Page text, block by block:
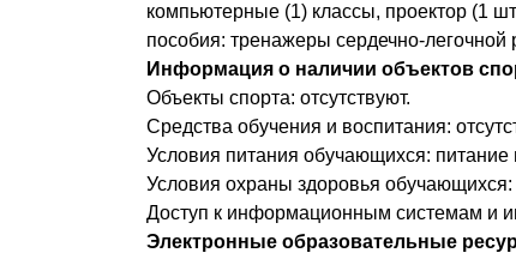
компьютерные (1) классы, проектор (1
пособия: тренажеры сердечно-
Информация о наличии объектов
Объекты спорта: отсутствуют.
Средства обучения и воспитания:
Условия питания обучающихся: питание
Условия охраны здоровья обучающихся:
Доступ к информационным системам и
Электронные образовательные